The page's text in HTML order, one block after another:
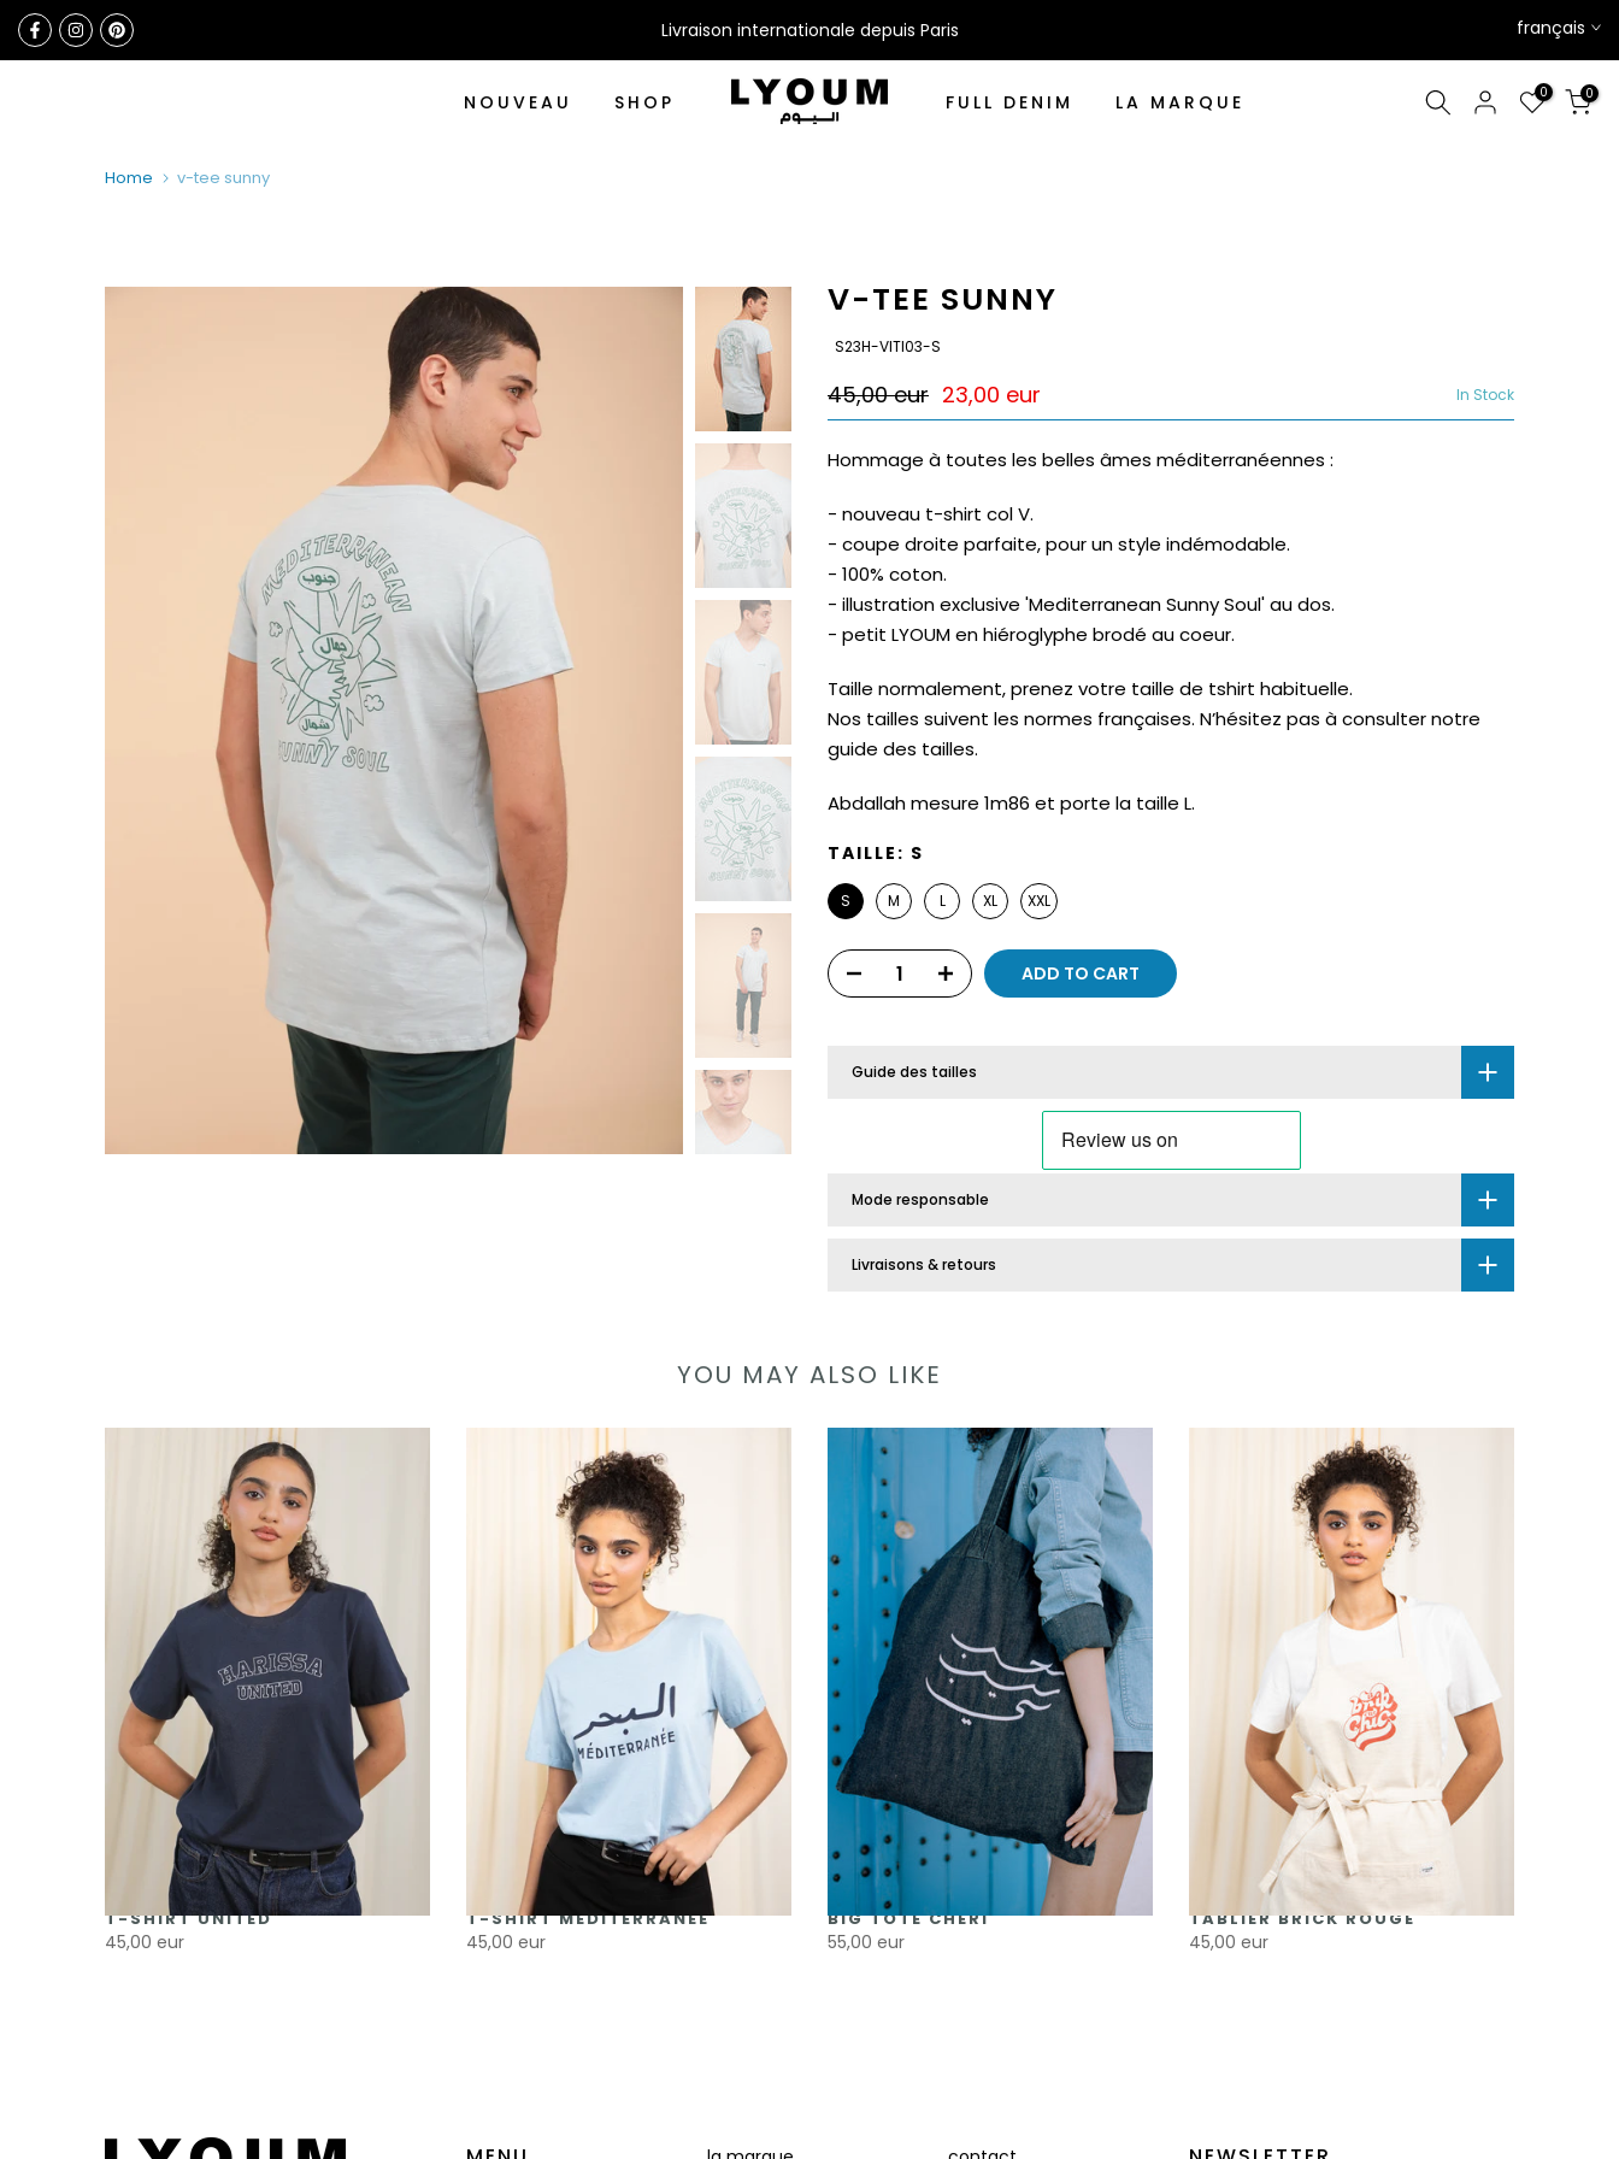
Skip
to
Livraison internationale depuis Paris français
NOUVEAU SHOP FULL DENIM LA MARQUE 0 0
Home v-tee sunny
V-TEE SUNNY
SKU:
S23H-VITI03-S
45,00 eur 23,00 eur In Stock
Hommage à toutes les belles âmes méditerranéennes :
- nouveau t-shirt col V.
- coupe droite parfaite, pour un style indémodable.
- 100% coton.
- illustration exclusive 'Mediterranean Sunny Soul' au dos.
- petit LYOUM en hiéroglyphe brodé au coeur.
Taille normalement, prenez votre taille de tshirt habituelle.
Nos tailles suivent les normes françaises. N’hésitez pas à consulter notre
guide des tailles.
Abdallah mesure 1m86 et porte la taille L.
TAILLE: S
S M L XL XXL
ADD TO CART
Guide des tailles
Mode responsable
Livraisons & retours
YOU MAY ALSO LIKE
T-SHIRT UNITED
45,00 eur
T-SHIRT MÉDITERRANÉE
45,00 eur
BIG TOTE CHÉRI
55,00 eur
TABLIER BRICK ROUGE
45,00 eur